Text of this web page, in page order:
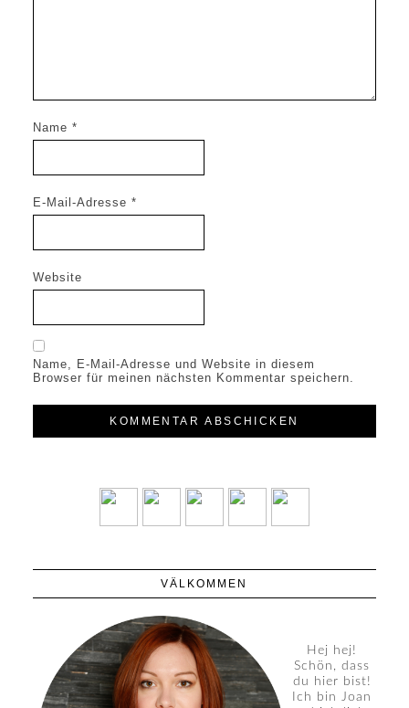
Name *
E-Mail-Adresse *
Website
Name, E-Mail-Adresse und Website in diesem
Browser für meinen nächsten Kommentar speichern.
VÄLKOMMEN
Hej hej!
Schön, dass
du hier bist!
Ich bin Joan